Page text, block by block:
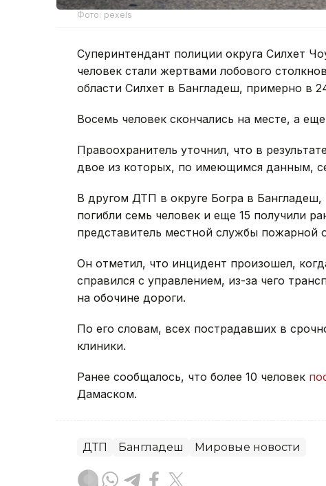
Фото: pexels
Суперинтендант полиции округа Силхет
человек стали жертвами лобового
области Силхет в Бангладеш, примерно в
Восемь человек скончались на месте, а
Правоохранитель уточнил, что в
двое из которых, по имеющимся данным,
В другом ДТП в округе Богра в
погибли семь человек и еще 15 получили
представитель местной службы пожарной
Он отметил, что инцидент произошел,
справился с управлением, из-за чего
на обочине дороги.
По его словам, всех пострадавших в
клиники.
Ранее сообщалось, что более 10 человек
Дамаском.
ДТП Бангладеш Мировые новости